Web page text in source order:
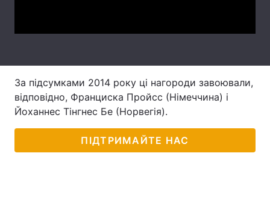
Інтерв'ю Думки
Вакансії
За підсумками 2014 року ці нагороди завоювали,
відповідно, Франциска Пройсс (Німеччина) і
Йоханнес Тінгнес Бе (Норвегія).
ПІДТРИМАЙТЕ НАС